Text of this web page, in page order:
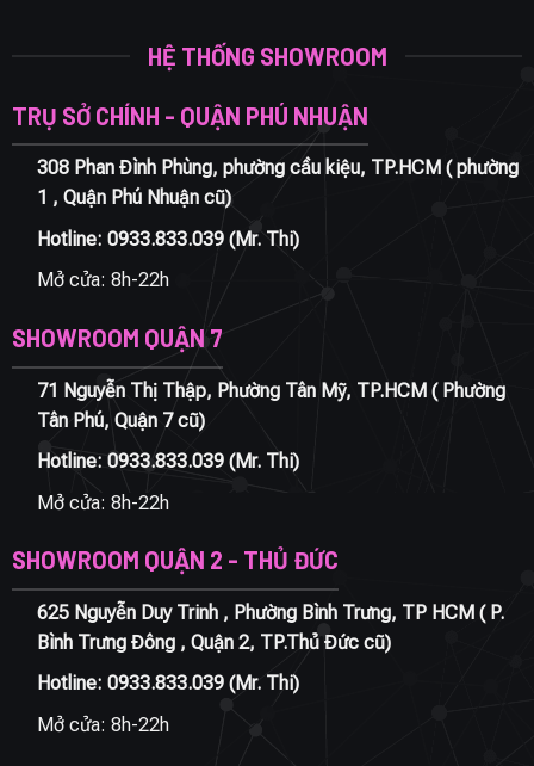
HỆ THỐNG SHOWROOM
TRỤ SỞ CHÍNH - QUẬN PHÚ NHUẬN
308 Phan Đình Phùng, phường cầu kiệu, TP.HCM ( phường
1 , Quận Phú Nhuận cũ)
Hotline: 0933.833.039(Mr. Thi)
Mở cửa: 8h-22h
SHOWROOM QUẬN 7
71 Nguyễn Thị Thập, Phường Tân Mỹ, TP.HCM ( Phường
Tân Phú, Quận 7 cũ)
Hotline: 0933.833.039(Mr. Thi)
Mở cửa: 8h-22h
SHOWROOM QUẬN 2 - THỦ ĐỨC
625 Nguyễn Duy Trinh , Phường Bình Trưng, TP HCM ( P.
Bình Trưng Đông , Quận 2, TP.Thủ Đức cũ)
Hotline: 0933.833.039(Mr. Thi)
Mở cửa: 8h-22h